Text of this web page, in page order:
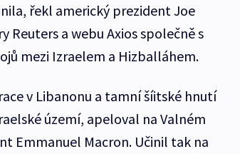
řekl americký prezident Joe
Reuters a webu Axios společně s
mezi Izraelem a Hizballáhem.
v Libanonu a tamní šíitské hnutí
území, apeloval na Valném
Emmanuel Macron. Učinil tak na